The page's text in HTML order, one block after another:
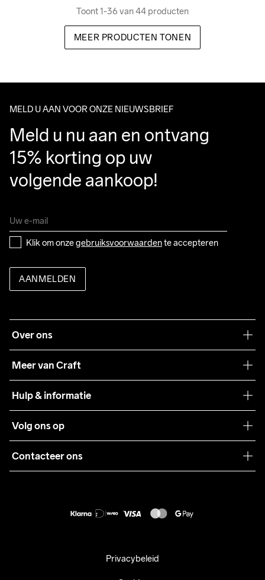
Toont 1-36 van 44 producten
MEER PRODUCTEN TONEN
MELD U AAN VOOR ONZE NIEUWSBRIEF
Meld u nu aan en ontvang
15% korting op uw
volgende aankoop!
Klik om onze gebruiksvoorwaarden te accepteren
AANMELDEN
Over ons
Meer van Craft
Teamwear
Samenwerkingen
Pers
Hulp & informatie
Algemene voorwaarden
Retour
Volg ons op
Contacteer ons
Privacybeleid